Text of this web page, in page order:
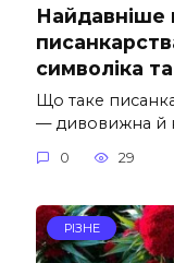
Найдавніше
символіка
Що таке
— дивовижна й
0 29
РІЗНЕ